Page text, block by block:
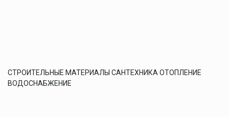
СТРОИТЕЛЬНЫЕ МАТЕРИАЛЫ САНТЕХНИКА ОТОПЛЕНИЕ
ВОДОСНАБЖЕНИЕ